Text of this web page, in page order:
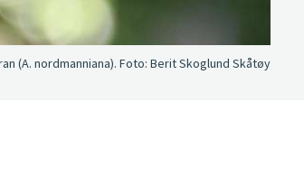
(A. nordmanniana). Foto: Berit Skoglund Skåtøy